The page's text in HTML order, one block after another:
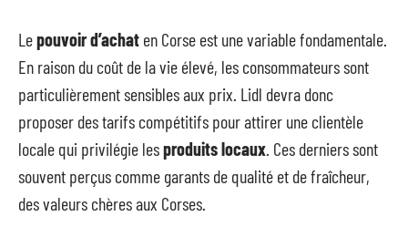
Lepouvoir d’achat en Corse est une variable fondamentale.
En raison du coût de la vie élevé, les consommateurs sont
particulièrement sensibles aux prix. Lidl devra donc
proposer des tarifs compétitifs pour attirer une clientèle
locale qui privilégie lesproduits locaux. Ces derniers sont
souvent perçus comme garants de qualité et de fraîcheur,
des valeurs chères aux Corses.